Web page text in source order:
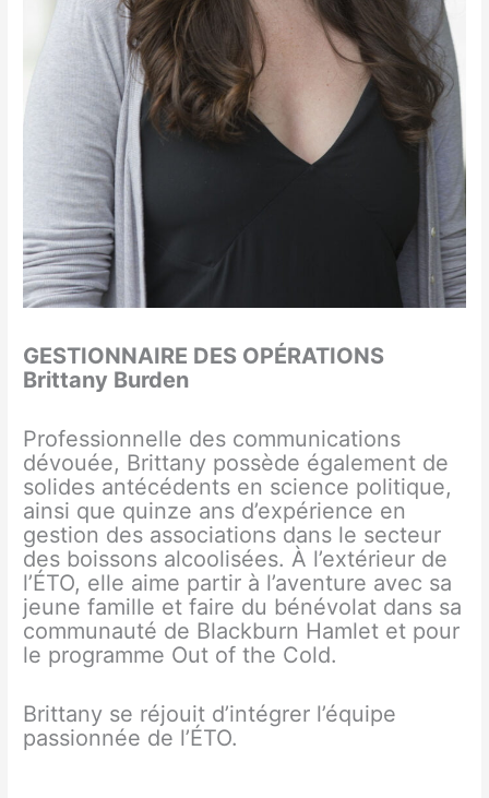
GESTIONNAIRE DES OPÉRATIONS
Brittany Burden
Professionnelle des communications
dévouée, Brittany possède également de
solides antécédents en science politique,
ainsi que quinze ans d’expérience en
gestion des associations dans le secteur
des boissons alcoolisées. À l’extérieur de
l’ÉTO, elle aime partir à l’aventure avec sa
jeune famille et faire du bénévolat dans sa
communauté de Blackburn Hamlet et pour
le programme Out of the Cold.
Brittany se réjouit d’intégrer l’équipe
passionnée de l’ÉTO.